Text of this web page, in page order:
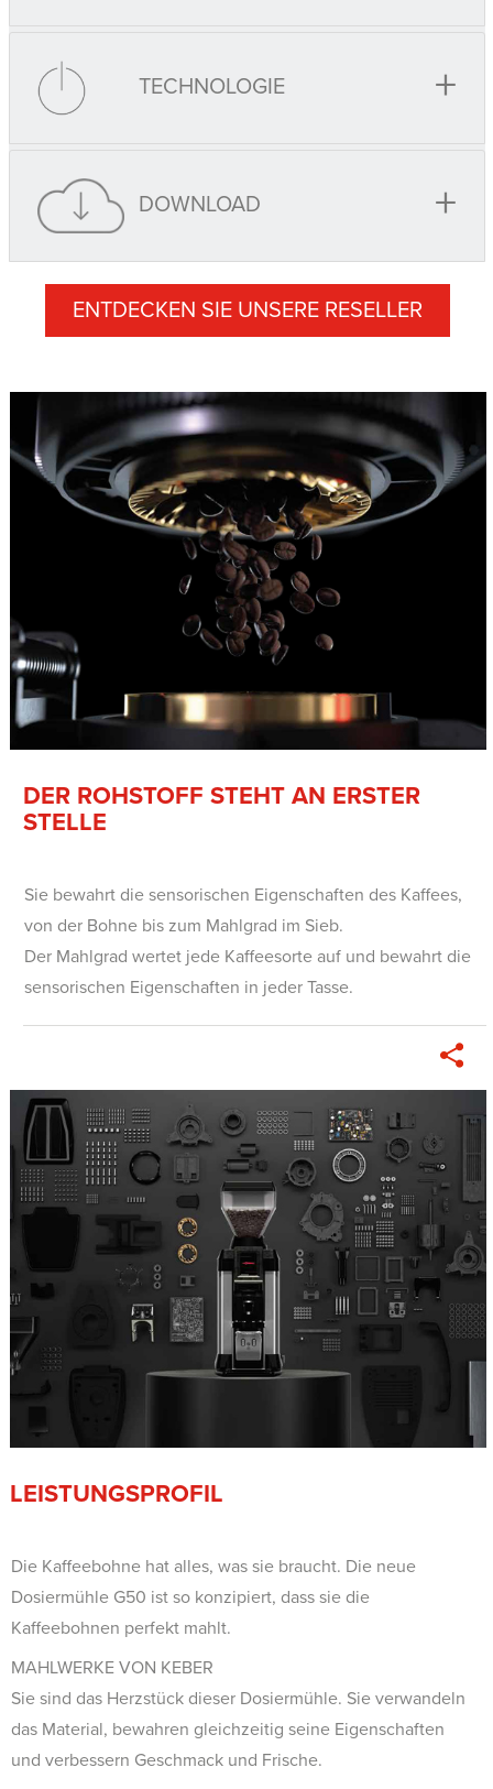
TECHNOLOGIE +
DOWNLOAD +
ENTDECKEN SIE UNSERE RESELLER
DER ROHSTOFF STEHT AN ERSTER
STELLE
Sie bewahrt die sensorischen Eigenschaften des Kaffees,
von der Bohne bis zum Mahlgrad im Sieb.
Der Mahlgrad wertet jede Kaffeesorte auf und bewahrt die
sensorischen Eigenschaften in jeder Tasse.
LEISTUNGSPROFIL
Die Kaffeebohne hat alles, was sie braucht. Die neue
Dosiermühle G50 ist so konzipiert, dass sie die
Kaffeebohnen perfekt mahlt.
MAHLWERKE VON KEBER
Sie sind das Herzstück dieser Dosiermühle. Sie verwandeln
das Material, bewahren gleichzeitig seine Eigenschaften
und verbessern Geschmack und Frische.